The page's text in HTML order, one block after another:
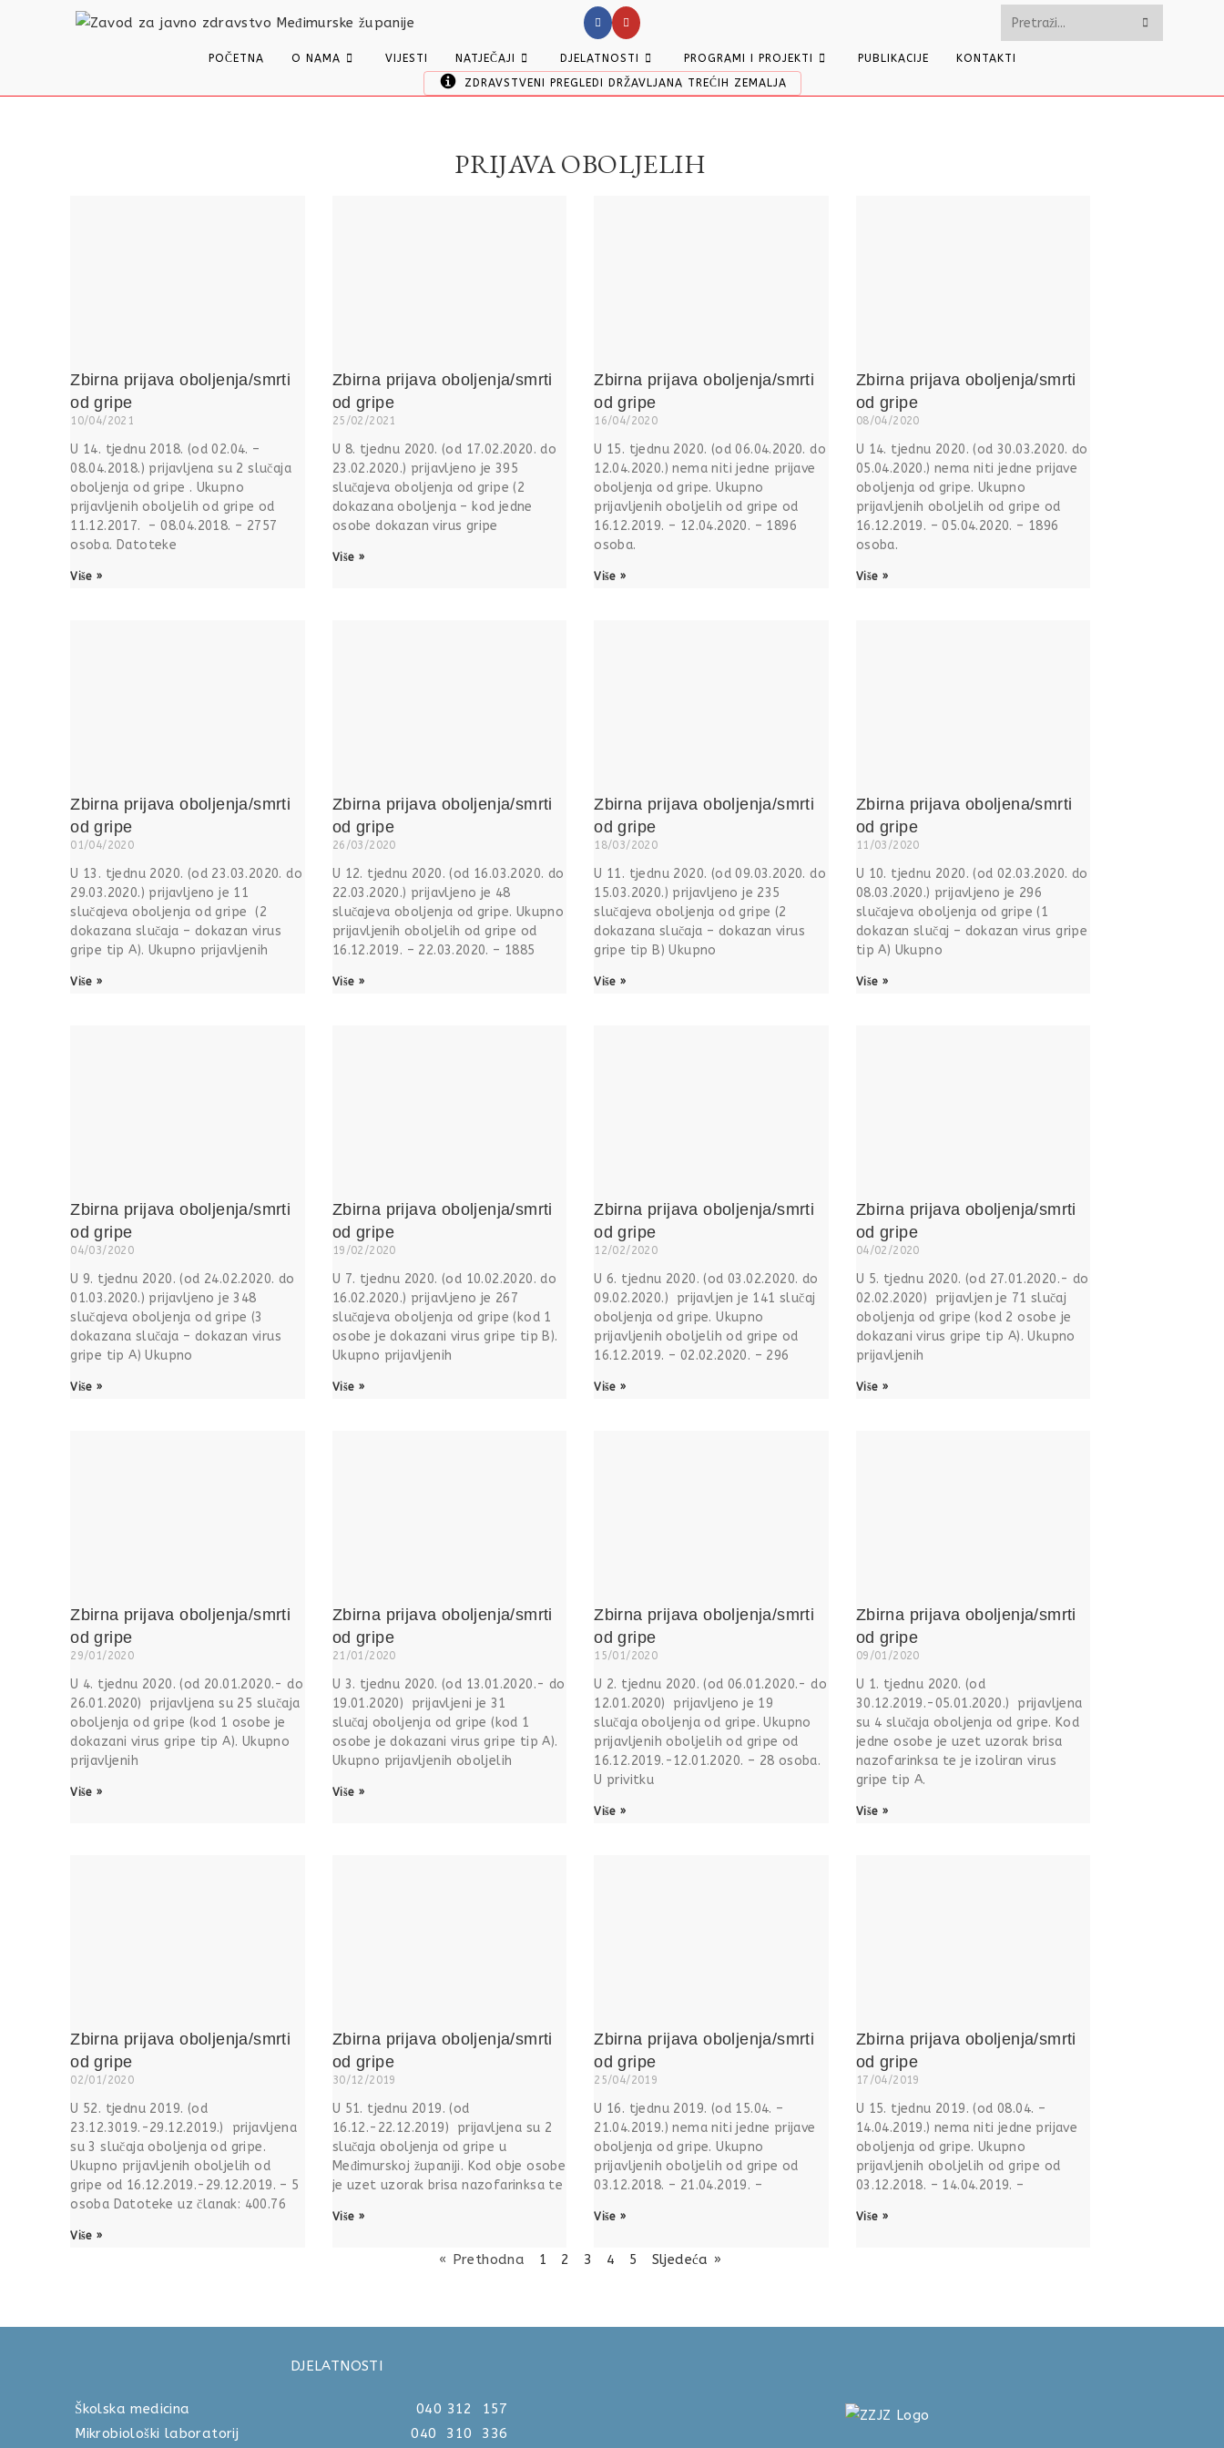
Pretražite
ovu
web
POČETNA O NAMA VIJESTI NATJEČAJI DJELATNOSTI PROGRAMI I PROJEKTI PUBLIKACIJE
KONTAKTI
ZDRAVSTVENI PREGLEDI DRŽAVLJANA TREĆIH ZEMALJA
PRIJAVA OBOLJELIH
Zbirna prijava oboljenja/smrti
od gripe
10/04/2021
U 14. tjednu 2018. (od 02.04. –
08.04.2018.) prijavljena su 2 slučaja
oboljenja od gripe . Ukupno
prijavljenih oboljelih od gripe od
11.12.2017. – 08.04.2018. – 2757
osoba. Datoteke
Više »
Zbirna prijava oboljenja/smrti
od gripe
25/02/2021
U 8. tjednu 2020. (od 17.02.2020. do
23.02.2020.) prijavljeno je 395
slučajeva oboljenja od gripe (2
dokazana oboljenja – kod jedne
osobe dokazan virus gripe
Više »
Zbirna prijava oboljenja/smrti
od gripe
16/04/2020
U 15. tjednu 2020. (od 06.04.2020. do
12.04.2020.) nema niti jedne prijave
oboljenja od gripe. Ukupno
prijavljenih oboljelih od gripe od
16.12.2019. – 12.04.2020. – 1896
osoba.
Više »
Zbirna prijava oboljenja/smrti
od gripe
08/04/2020
U 14. tjednu 2020. (od 30.03.2020. do
05.04.2020.) nema niti jedne prijave
oboljenja od gripe. Ukupno
prijavljenih oboljelih od gripe od
16.12.2019. – 05.04.2020. – 1896
osoba.
Više »
Zbirna prijava oboljenja/smrti
od gripe
01/04/2020
U 13. tjednu 2020. (od 23.03.2020. do
29.03.2020.) prijavljeno je 11
slučajeva oboljenja od gripe (2
dokazana slučaja – dokazan virus
gripe tip A). Ukupno prijavljenih
Više »
Zbirna prijava oboljenja/smrti
od gripe
26/03/2020
U 12. tjednu 2020. (od 16.03.2020. do
22.03.2020.) prijavljeno je 48
slučajeva oboljenja od gripe. Ukupno
prijavljenih oboljelih od gripe od
16.12.2019. – 22.03.2020. – 1885
Više »
Zbirna prijava oboljenja/smrti
od gripe
18/03/2020
U 11. tjednu 2020. (od 09.03.2020. do
15.03.2020.) prijavljeno je 235
slučajeva oboljenja od gripe (2
dokazana slučaja – dokazan virus
gripe tip B) Ukupno
Više »
Zbirna prijava oboljena/smrti
od gripe
11/03/2020
U 10. tjednu 2020. (od 02.03.2020. do
08.03.2020.) prijavljeno je 296
slučajeva oboljenja od gripe (1
dokazan slučaj – dokazan virus gripe
tip A) Ukupno
Više »
Zbirna prijava oboljenja/smrti
od gripe
04/03/2020
U 9. tjednu 2020. (od 24.02.2020. do
01.03.2020.) prijavljeno je 348
slučajeva oboljenja od gripe (3
dokazana slučaja – dokazan virus
gripe tip A) Ukupno
Više »
Zbirna prijava oboljenja/smrti
od gripe
19/02/2020
U 7. tjednu 2020. (od 10.02.2020. do
16.02.2020.) prijavljeno je 267
slučajeva oboljenja od gripe (kod 1
osobe je dokazani virus gripe tip B).
Ukupno prijavljenih
Više »
Zbirna prijava oboljenja/smrti
od gripe
12/02/2020
U 6. tjednu 2020. (od 03.02.2020. do
09.02.2020.) prijavljen je 141 slučaj
oboljenja od gripe. Ukupno
prijavljenih oboljelih od gripe od
16.12.2019. – 02.02.2020. – 296
Više »
Zbirna prijava oboljenja/smrti
od gripe
04/02/2020
U 5. tjednu 2020. (od 27.01.2020.- do
02.02.2020) prijavljen je 71 slučaj
oboljenja od gripe (kod 2 osobe je
dokazani virus gripe tip A). Ukupno
prijavljenih
Više »
Zbirna prijava oboljenja/smrti
od gripe
29/01/2020
U 4. tjednu 2020. (od 20.01.2020.- do
26.01.2020) prijavljena su 25 slučaja
oboljenja od gripe (kod 1 osobe je
dokazani virus gripe tip A). Ukupno
prijavljenih
Više »
Zbirna prijava oboljenja/smrti
od gripe
21/01/2020
U 3. tjednu 2020. (od 13.01.2020.- do
19.01.2020) prijavljeni je 31
slučaj oboljenja od gripe (kod 1
osobe je dokazani virus gripe tip A).
Ukupno prijavljenih oboljelih
Više »
Zbirna prijava oboljenja/smrti
od gripe
15/01/2020
U 2. tjednu 2020. (od 06.01.2020.- do
12.01.2020) prijavljeno je 19
slučaja oboljenja od gripe. Ukupno
prijavljenih oboljelih od gripe od
16.12.2019.-12.01.2020. – 28 osoba.
U privitku
Više »
Zbirna prijava oboljenja/smrti
od gripe
09/01/2020
U 1. tjednu 2020. (od
30.12.2019.-05.01.2020.) prijavljena
su 4 slučaja oboljenja od gripe. Kod
jedne osobe je uzet uzorak brisa
nazofarinksa te je izoliran virus
gripe tip A.
Više »
Zbirna prijava oboljenja/smrti
od gripe
02/01/2020
U 52. tjednu 2019. (od
23.12.3019.-29.12.2019.) prijavljena
su 3 slučaja oboljenja od gripe.
Ukupno prijavljenih oboljelih od
gripe od 16.12.2019.-29.12.2019. – 5
osoba Datoteke uz članak: 400.76
Više »
Zbirna prijava oboljenja/smrti
od gripe
30/12/2019
U 51. tjednu 2019. (od
16.12.-22.12.2019) prijavljena su 2
slučaja oboljenja od gripe u
Međimurskoj županiji. Kod obje osobe
je uzet uzorak brisa nazofarinksa te
Više »
Zbirna prijava oboljenja/smrti
od gripe
25/04/2019
U 16. tjednu 2019. (od 15.04. –
21.04.2019.) nema niti jedne prijave
oboljenja od gripe. Ukupno
prijavljenih oboljelih od gripe od
03.12.2018. – 21.04.2019. –
Više »
Zbirna prijava oboljenja/smrti
od gripe
17/04/2019
U 15. tjednu 2019. (od 08.04. –
14.04.2019.) nema niti jedne prijave
oboljenja od gripe. Ukupno
prijavljenih oboljelih od gripe od
03.12.2018. – 14.04.2019. –
Više »
« Prethodna 1 2 3 4 5 Sljedeća »
DJELATNOSTI
Školska medicina 040 312 157
Mikrobiološki laboratorij 040 310 336